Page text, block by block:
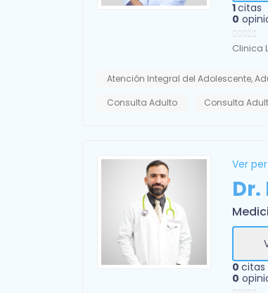
1citas
0
Clinica
Atención Integral del Adolescente,
Consulta Adulto
Consulta
Ver
0 citas
0